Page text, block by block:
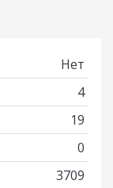
Нет
4
19
0
3709